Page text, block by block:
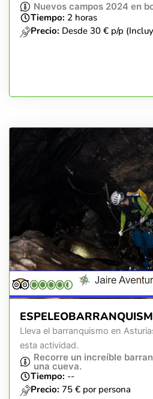
Nuevos campos 2024 en
Tiempo: 2 horas
Precio: Desde 30 € p/p
Lleva el barranquismo en
esta actividad.
Recorre un increíble
una cueva.
Tiempo: --
Precio: 75 € por persona